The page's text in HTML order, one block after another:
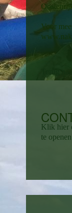
Voor
Terug
Klik hier
te openen